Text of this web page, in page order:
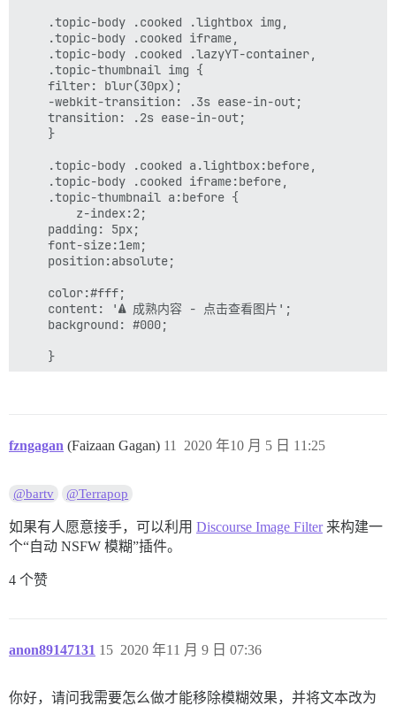
    filter: blur(30px);
    -webkit-transition: .3s ease-in-out;
    transition: .2s ease-in-out;
    padding: 5px;
    font-size:1em;
    position:absolute;
    color:#fff;
    content: '⚠️ 成熟内容 - 点击查看图片';
    background: #000;
    right: 10px;
	.topic-thumbnail a:before {
    top: 65px;
    left: 20px;
.login-form .user-fields {display:none;}
.nsfw-always-show .tag-nsfw {
fzngagan (Faizaan Gagan) 2020 年10 月 5 日 11:25
11
@bartv @Terrapop
如果有人愿意接手，可以利用 Discourse Image Filter来构建一
个“自动 NSFW 模糊”插件。
4 个赞
anon89147131 2020 年11 月 9 日 07:36
15
你好，请问我需要怎么做才能移除模糊效果，并将文本改为